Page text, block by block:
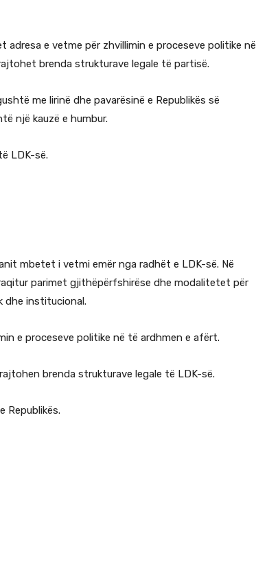
adresa e vetme për zhvillimin e proceseve politike në
brenda strukturave legale të partisë.
me lirinë dhe pavarësinë e Republikës së
një kauzë e humbur.
LDK-së.
mbetet i vetmi emër nga radhët e LDK-së. Në
parimet gjithëpërfshirëse dhe modalitetet për
dhe institucional.
e proceseve politike në të ardhmen e afërt.
brenda strukturave legale të LDK-së.
Republikës.